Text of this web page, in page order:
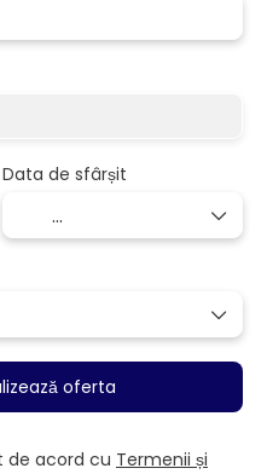
Data de sfârșit
oferta
de acord cu Termenii și